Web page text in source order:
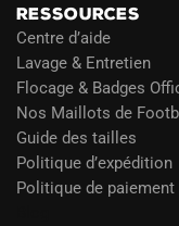
RESSOURCES
Centre d’aide
Lavage & Entretien
Flocage & Badges
Nos Maillots de
Guide des tailles
Politique d’expédition
Politique de paiement